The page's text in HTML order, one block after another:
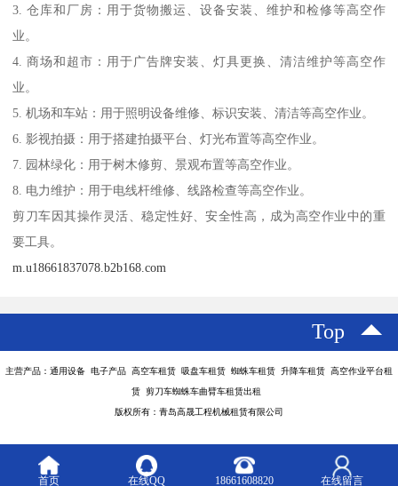
3. 仓库和厂房：用于货物搬运、设备安装、维护和检修等高空作
业。
4. 商场和超市：用于广告牌安装、灯具更换、清洁维护等高空作
业。
5. 机场和车站：用于照明设备维修、标识安装、清洁等高空作业。
6. 影视拍摄：用于搭建拍摄平台、灯光布置等高空作业。
7. 园林绿化：用于树木修剪、景观布置等高空作业。
8. 电力维护：用于电线杆维修、线路检查等高空作业。
剪刀车因其操作灵活、稳定性好、安全性高，成为高空作业中的重
要工具。
m.u18661837078.b2b168.com
Top
主营产品：通用设备 电子产品 高空车租赁 吸盘车租赁 蜘蛛车租赁 升降车租赁 高空作业平台租
赁 剪刀车蜘蛛车曲臂车租赁出租
版权所有：青岛高晟工程机械租赁有限公司
首页 在线QQ 18661608820 在线留言